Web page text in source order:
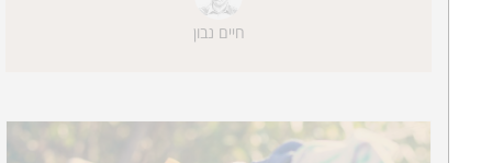
חיים נבון